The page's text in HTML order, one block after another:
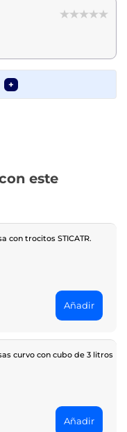
+
este
con trocitos STICATR.
Añadir
curvo con cubo de 3 litros
Añadir